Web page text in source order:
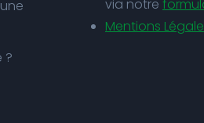
?
via notre
Mentions